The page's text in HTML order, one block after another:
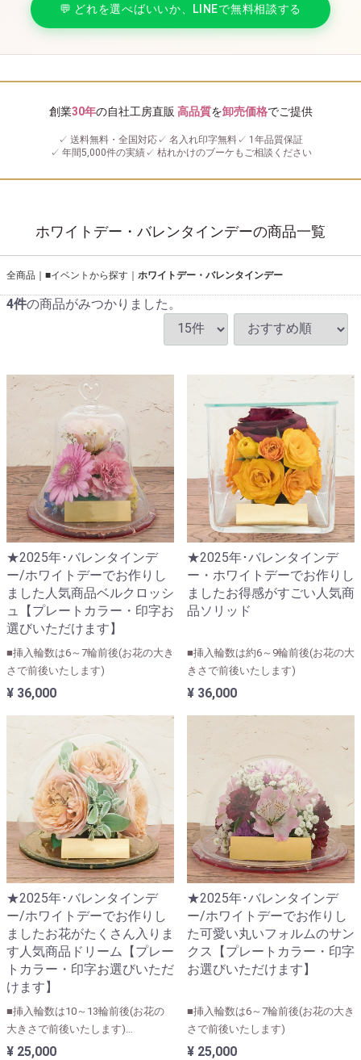
💬 どれを選べばいいか、LINEで無料相談する
創業30年の自社工房直販 高品質を卸売価格でご提供
✓ 送料無料・全国対応 ✓ 名入れ印字無料 ✓ 1年品質保証
✓ 年間5,000件の実績✓ 枯れかけのブーケもご相談ください
ホワイトデー・バレンタインデーの商品一覧
全商品 ■イベントから探す ホワイトデー・バレンタインデー
4件の商品がみつかりました。
★2025年･バレンタインデ
ー/ホワイトデーでお作りし
ました人気商品ベルクロッシ
ュ【プレートカラー・印字お
選びいただけます】
■挿入輪数は6～7輪前後(お花の大き
さで前後いたします)
¥ 36,000
★2025年･バレンタインデ
ー・ホワイトデーでお作りし
ましたお得感がすごい人気商
品ソリッド
■挿入輪数は約6～9輪前後(お花の大
きさで前後いたします)
¥ 36,000
★2025年･バレンタインデ
ー/ホワイトデーでお作りし
ましたお花がたくさん入りま
す人気商品ドリーム【プレー
トカラー・印字お選びいただ
けます】
■挿入輪数は10～13輪前後(お花の
大きさで前後いたします)
■ユリ・カサブランカなど大きなお
¥ 25,000
★2025年･バレンタインデ
ー/ホワイトデーでお作りし
た可愛い丸いフォルムのサン
クス【プレートカラー・印字
お選びいただけます】
■挿入輪数は6～7輪前後(お花の大き
さで前後いたします)
¥ 25,000